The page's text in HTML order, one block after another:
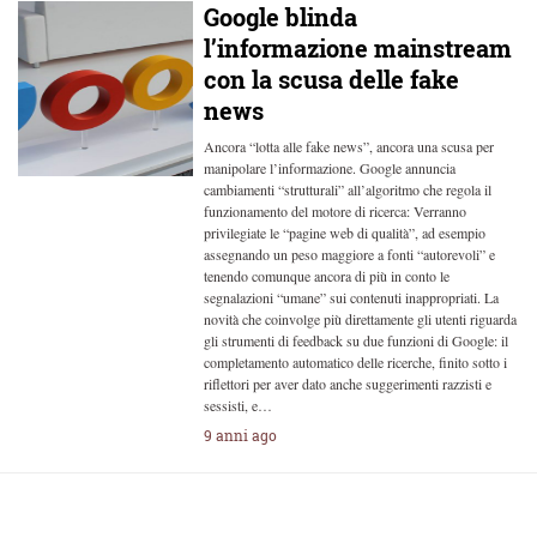
Google blinda
l’informazione mainstream
con la scusa delle fake
news
Ancora “lotta alle fake news”, ancora una scusa per
manipolare l’informazione. Google annuncia
cambiamenti “strutturali” all’algoritmo che regola il
funzionamento del motore di ricerca: Verranno
privilegiate le “pagine web di qualità”, ad esempio
assegnando un peso maggiore a fonti “autorevoli” e
tenendo comunque ancora di più in conto le
segnalazioni “umane” sui contenuti inappropriati. La
novità che coinvolge più direttamente gli utenti riguarda
gli strumenti di feedback su due funzioni di Google: il
completamento automatico delle ricerche, finito sotto i
riflettori per aver dato anche suggerimenti razzisti e
sessisti, e…
9 anni ago